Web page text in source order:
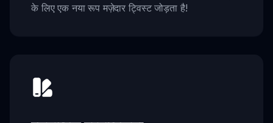
के लिए एक नया रूप मज़ेदार ट्विस्ट जोड़ता है!